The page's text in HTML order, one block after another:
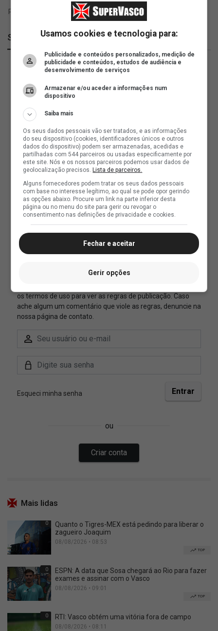
SuperVasco
Mais lidas
0
Quanto o Tigres-MEX está pedindo para liberar o
zagueiro Joaquim
08/08/2026 • 08:53
TOP
0
ESPN: A data que Sosa chegará ao Rio para fazer
exames e assinar com o Vasco
08/08/2026 • 09:01
TOP
0 RTI: Vasco obtém uma vitória fora de campo
08/08/2026 • 08:11
Usamos cookies e tecnologia para:
Publicidade e conteúdos personalizados, medição de
publicidade e conteúdos, estudos de audiência e
desenvolvimento de serviços
Armazenar e/ou aceder a informações num
dispositivo
Saiba mais
Os seus dados pessoais vão ser tratados, e as informações
do seu dispositivo (cookies, identificadores únicos e outros
dados do dispositivo) podem ser armazenadas, acedidas e
partilhadas com 544 parceiros ou usadas especificamente por
este site. Nós e os nossos parceiros podemos usar dados de
geolocalização precisos.Lista de parceiros.
Alguns fornecedores podem tratar os seus dados pessoais
com base no interesse legítimo, ao qual se pode opor gerindo
as opções abaixo. Procure um link na parte inferior desta
página ou no menu do site para gerir ou revogar o
consentimento nas definições de privacidade e cookies.
Fechar e aceitar
Gerir opções